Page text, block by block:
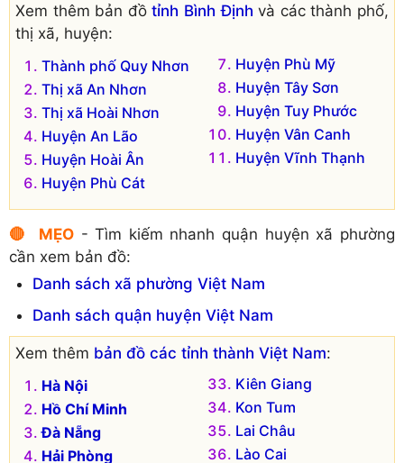
Xem thêm bản đồtỉnh Bình Định và các thành phố,
thị xã, huyện:
Thành phố Quy Nhơn
Thị xã An Nhơn
Thị xã Hoài Nhơn
Huyện An Lão
Huyện Hoài Ân
Huyện Phù Cát
Huyện Phù Mỹ
Huyện Tây Sơn
Huyện Tuy Phước
Huyện Vân Canh
Huyện Vĩnh Thạnh
🔴 MẸO- Tìm kiếm nhanh quận huyện xã phường
cần xem bản đồ:
Danh sách xã phường Việt Nam
Danh sách quận huyện Việt Nam
Xem thêm bản đồ các tỉnh thành Việt Nam:
Hà Nội
Hồ Chí Minh
Đà Nẵng
Hải Phòng
Kiên Giang
Kon Tum
Lai Châu
Lào Cai